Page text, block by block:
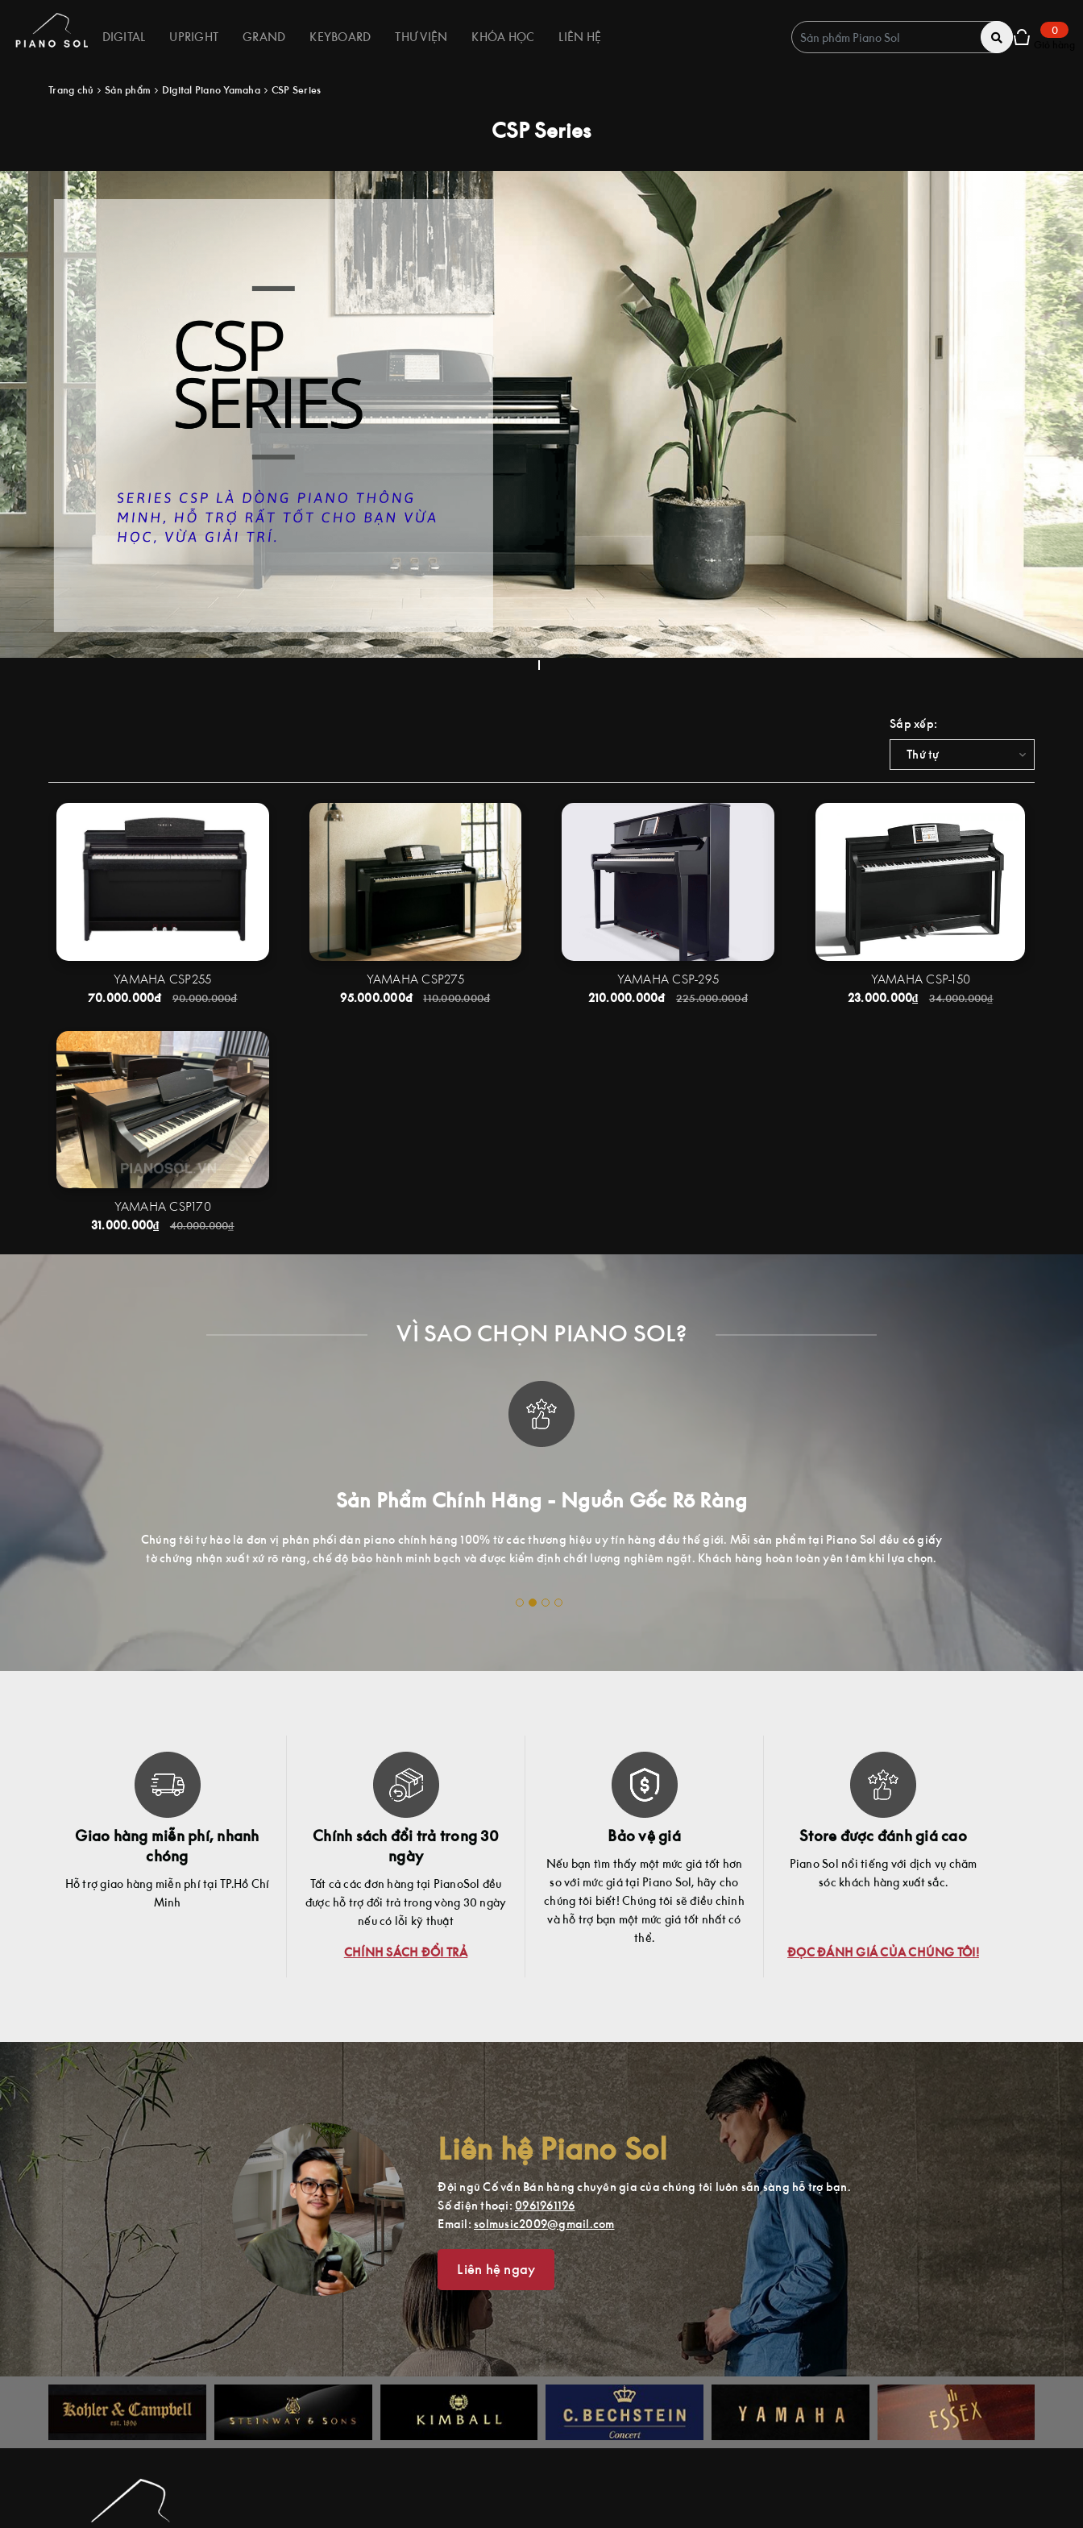
DIGITAL UPRIGHT GRAND KEYBOARD THƯ VIỆN KHÓA HỌC LIÊN HỆ 0
Trang chủ Sản phẩm Digital Piano Yamaha CSP Series
CSP Series
Sắp xếp:
Thứ tự
YAMAHA CSP255
70.000.000đ 90.000.000đ
YAMAHA CSP275
95.000.000đ 110.000.000đ
YAMAHA CSP-295
210.000.000đ 225.000.000đ
YAMAHA CSP-150
23.000.000₫ 34.000.000₫
YAMAHA CSP170
31.000.000₫ 40.000.000₫
VÌ SAO CHỌN PIANO SOL?
Trải Nghiệm Mua Sắm Đẳng Cấp
Với mong muốn mang đến cho khách hàng tại Việt Nam được tiếp cận những dòng sản phẩm cao cấp, chất lượng cao, Piano Sol trang bị một không
gian chuyên nghiệp lịch sự, nhiều mẫu mã cho quý khách hàng hài lòng khi đến trải nghiệm và mua sắm.
Giao hàng miễn phí, nhanh
chóng
Hỗ trợ giao hàng miễn phí tại TP.Hồ Chí
Minh
Chính sách đổi trả trong 30
ngày
Tất cả các đơn hàng tại PianoSol đều
được hỗ trợ đổi trả trong vòng 30 ngày
nếu có lỗi kỹ thuật
CHÍNH SÁCH ĐỔI TRẢ
Bảo vệ giá
Nếu bạn tìm thấy một mức giá tốt hơn
so với mức giá tại Piano Sol, hãy cho
chúng tôi biết! Chúng tôi sẽ điều chỉnh
và hỗ trợ bạn một mức giá tốt nhất có
thể.
Store được đánh giá cao
Piano Sol nổi tiếng với dịch vụ chăm
sóc khách hàng xuất sắc.
ĐỌC ĐÁNH GIÁ CỦA CHÚNG TÔI!
Liên hệ Piano Sol
Đội ngũ Cố vấn Bán hàng chuyên gia của chúng tôi luôn sẵn sàng hỗ trợ bạn.
Số điện thoại:0961961196
Email:solmusic2009@gmail.com
Liên hệ ngay